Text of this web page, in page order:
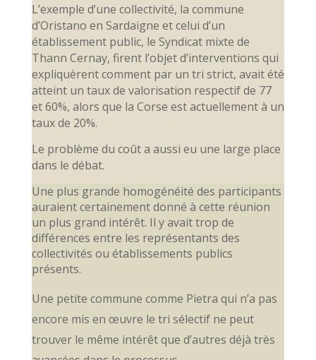
L’exemple d’une collectivité, la commune
d’Oristano en Sardaigne et celui d’un
établissement public, le Syndicat mixte de
Thann Cernay, firent l’objet d’interventions qui
expliquèrent comment par un tri strict, avait été
atteint un taux de valorisation respectif de 77
et 60%, alors que la Corse est actuellement à un
taux de 20%.
Le problème du coût a aussi eu une large place
dans le débat.
Une plus grande homogénéité des participants
auraient certainement donné à cette réunion
un plus grand intérêt. Il y avait trop de
différences entre les représentants des
collectivités ou établissements publics
présents.
Une petite commune comme Pietra qui n’a pas
encore mis en œuvre le tri sélectif ne peut
trouver le même intérêt que d’autres déjà très